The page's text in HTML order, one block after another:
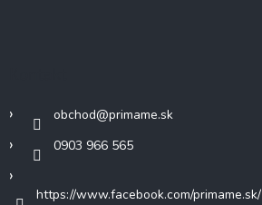
obchod@primame.sk
0903 966 565
https://www.facebook.com/primame.sk/